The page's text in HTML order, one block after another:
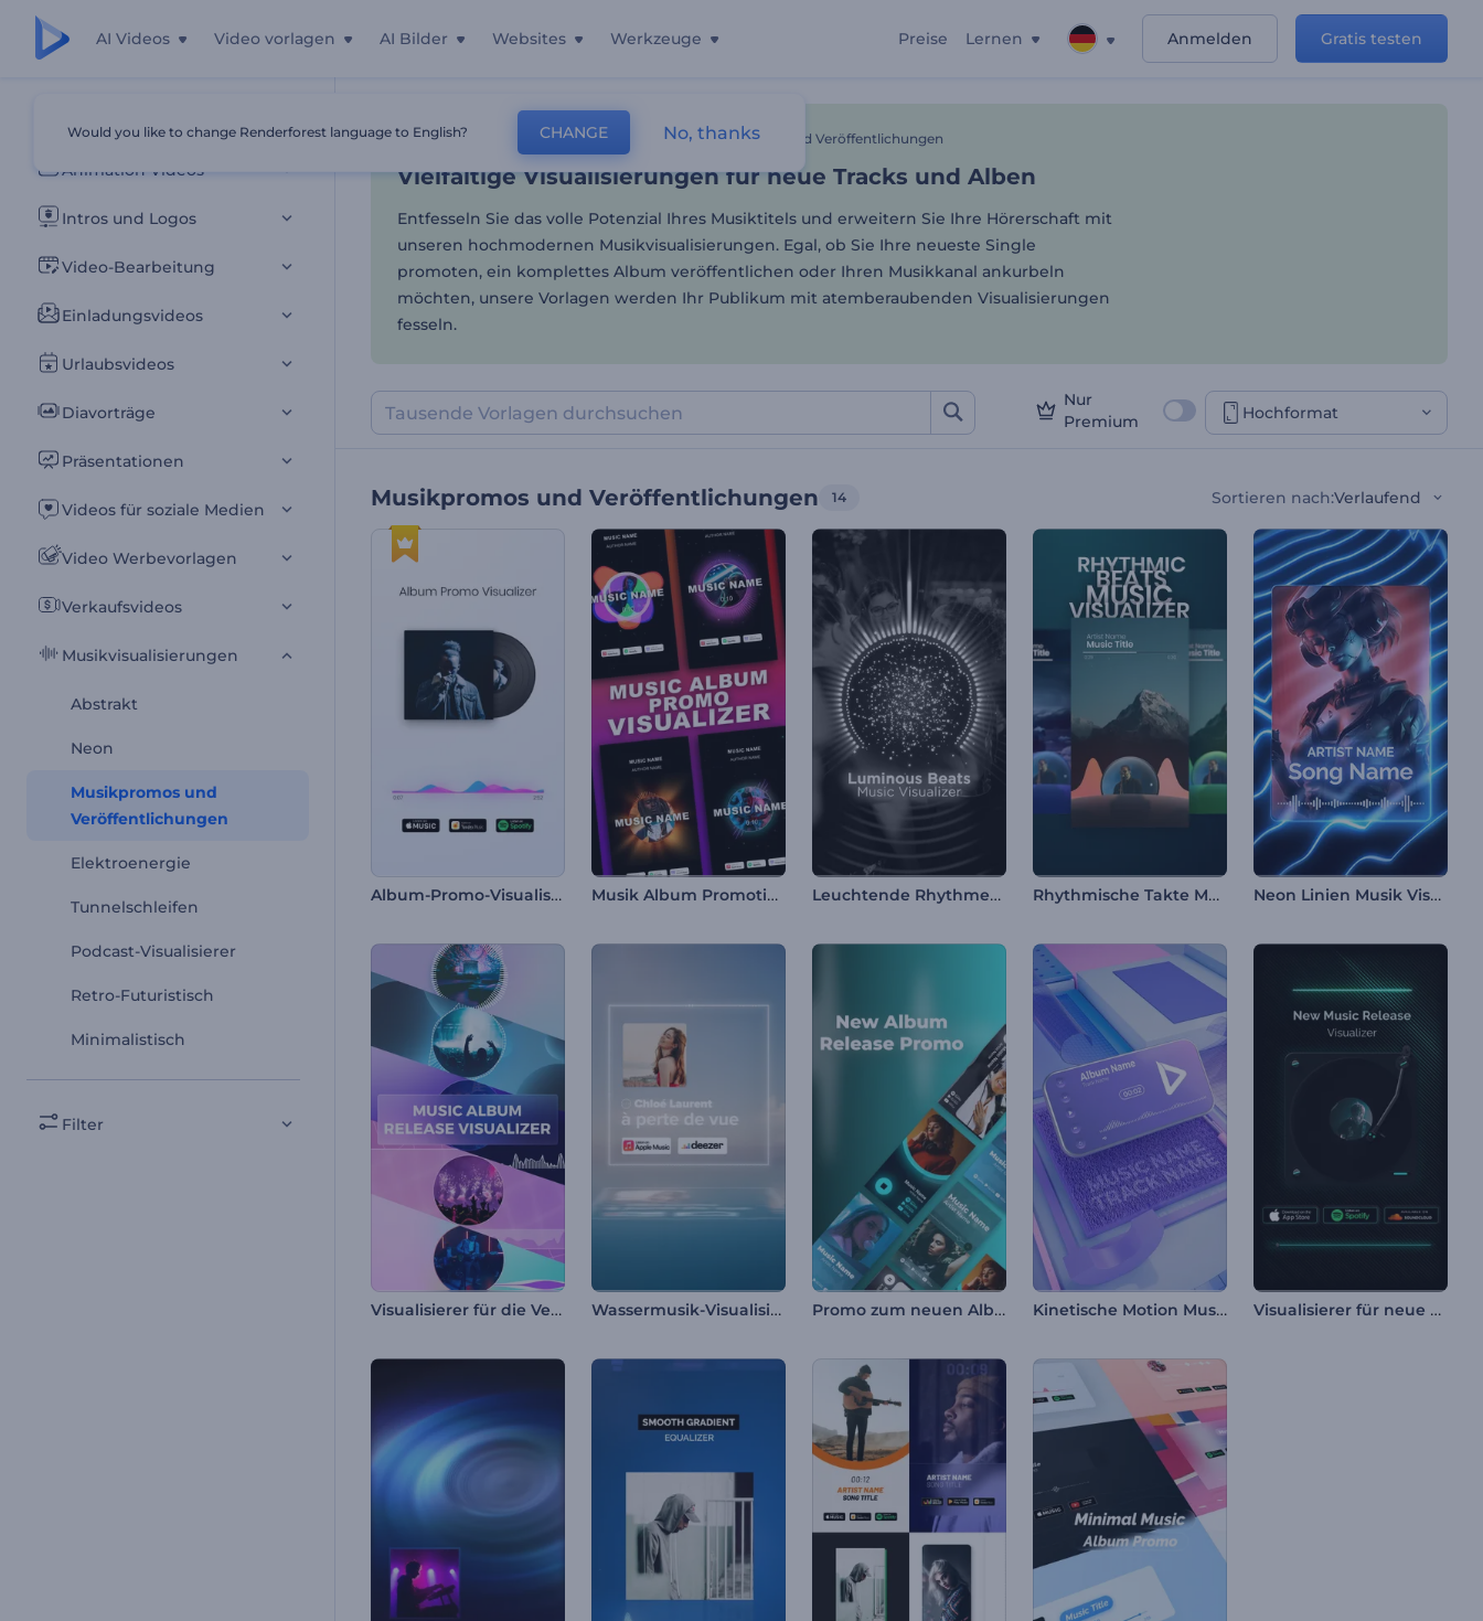
AI Videos Video vorlagen AI Bilder Websites Werkzeuge Preise Lernen Anmelden Gratis testen
Alle Vorlagen
Animation Videos
Intros und Logos
Video-Bearbeitung
Einladungsvideos
Urlaubsvideos
Diavorträge
Präsentationen
Videos für soziale Medien
Video Werbevorlagen
Verkaufsvideos
Musikvisualisierungen
Abstrakt
Neon
Musikpromos und
Veröffentlichungen
Elektroenergie
Tunnelschleifen
Podcast-Visualisierer
Retro-Futuristisch
Minimalistisch
Filter
Vielfältige Visualisierungen für neue Tracks und Alben
Startseite Musikvisualisierungen Musikpromos Und Veröffentlichungen
Vielfältige Visualisierungen für neue Tracks und Alben
Entfesseln Sie das volle Potenzial Ihres Musiktitels und erweitern Sie Ihre Hörerschaft mit
unseren hochmodernen Musikvisualisierungen. Egal, ob Sie Ihre neueste Single
promoten, ein komplettes Album veröffentlichen oder Ihren Musikkanal ankurbeln
möchten, unsere Vorlagen werden Ihr Publikum mit atemberaubenden Visualisierungen
fesseln.
Nur
Premium
Hochformat
Musikpromos und Veröffentlichungen 14 Sortieren nach:Verlaufend
Album-Promo-Visualisierer Musik Album Promotion Visualisierer Leuchtende Rhythmen Musikvisualisierer Rhythmische Takte Musikvisualisierung Neon Linien Musik Visualisierer
Visualisierer für die Veröffentlichung von Musikalben Wassermusik-Visualisierer Promo zum neuen Album-Release Kinetische Motion Musikvisualisierer Visualisierer für neue Musikveröffentlichungen
Would you like to change Renderforest language to English? CHANGE No, thanks